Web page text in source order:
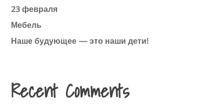
23 февраля
Мебель
Наше будующее — это наши дети!
Recent Comments